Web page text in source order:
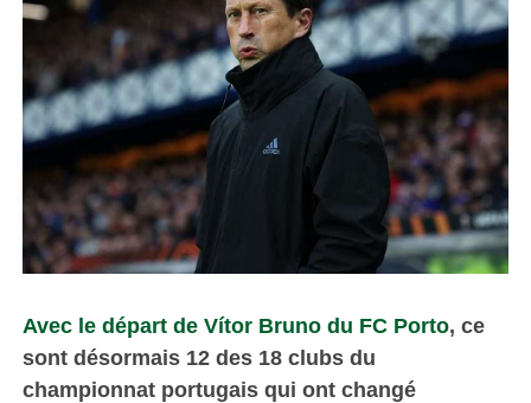
Avec le départ de Vítor Bruno du FC Porto, ce
sont désormais 12 des 18 clubs du
championnat portugais qui ont changé